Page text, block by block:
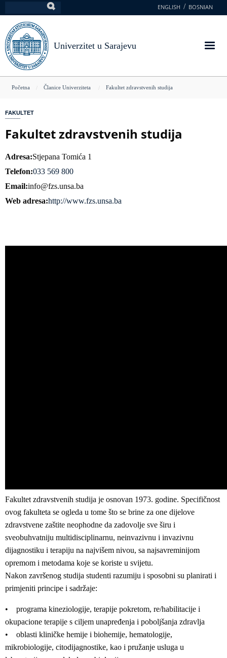
na
glavni
sadržaj
ENGLISH BOSNIAN
Univerzitet u Sarajevu
You
here
Početna Članice Univerziteta Fakultet zdravstvenih studija
FAKULTET
Fakultet zdravstvenih studija
Adresa Stjepana Tomića 1
Telefon 033 569 800
Email info@fzs.unsa.ba
Web adresa http://www.fzs.unsa.ba
Fakultet zdravstvenih studija je osnovan 1973. godine. Specifičnost
ovog fakulteta se ogleda u tome što se brine za one dijelove
zdravstvene zaštite neophodne da zadovolje sve širu i
sveobuhvatniju multidisciplinarnu, neinvazivnu i invazivnu
dijagnostiku i terapiju na najvišem nivou, sa najsavreminijom
opremom i metodama koje se koriste u svijetu.
Nakon završenog studija studenti razumiju i sposobni su planirati i
primjeniti principe i sadržaje:
• programa kineziologije, terapije pokretom, re/habilitacije i
okupacione terapije s ciljem unapređenja i poboljšanja zdravlja
• oblasti kliničke hemije i biohemije, hematologije,
mikrobiologije, citodijagnostike, kao i pružanje usluga u